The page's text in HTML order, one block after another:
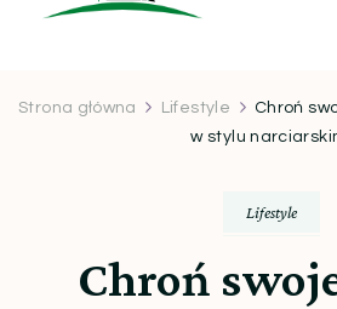
Strona główna Lifestyle
Chroń
w stylu
Lifestyle
Chroń